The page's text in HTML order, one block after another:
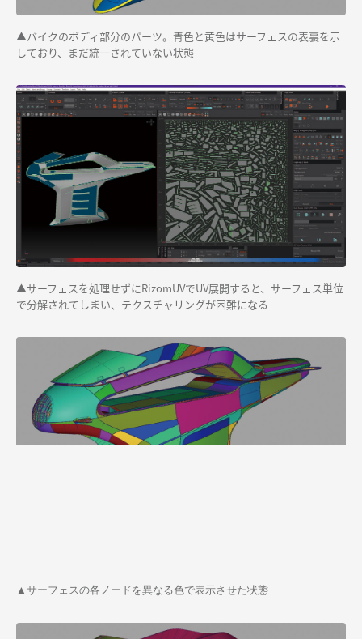
▲バイクのボディ部分のパーツ。青色と黄色はサーフェスの表裏を示
しており、まだ統一されていない状態
▲サーフェスを処理せずにRizomUVでUV展開すると、サーフェス単位
で分解されてしまい、テクスチャリングが困難になる
▲サーフェスの各ノードを異なる色で表示させた状態